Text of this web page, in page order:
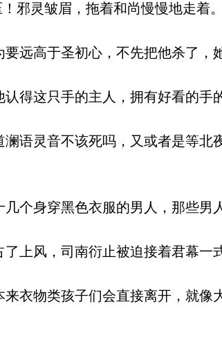
邪灵皱眉，拖着和尚慢慢地走着。
远高于圣初心，不先把他杀了，
这只手的主人，拥有好看的手的
语灵音不该死吗，又或者是等北
个身穿黑色衣服的男人，那些男
上风，司南衍止被迫接着君幕一
衣物类孩子们会直接离开，就像